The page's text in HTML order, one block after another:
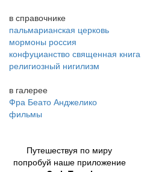
в справочнике
пальмарианская церковь
мормоны россия
конфуцианство священная книга
религиозный нигилизм
в галерее
Фра Беато Анджелико
фильмы
Путешествуя по миру
попробуй наше приложение